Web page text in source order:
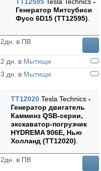
Генератор Митсубиси
Фусо 6D15 (TT12595)
2дн. в ПВ
2 дн. в Мытищи
3 дн. в Мытищи
TT12020Tesla Technics-
Генератор двигатель
Камминз QSB-серии,
экскаватор-погрузчик
HYDREMA 906E, Нью
Холланд (TT12020)
2дн. в ПВ